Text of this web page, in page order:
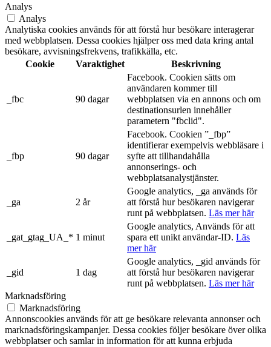
Analys
Analys
Analytiska cookies används för att förstå hur besökare interagerar
med webbplatsen. Dessa cookies hjälper oss med data kring antal
besökare, avvisningsfrekvens, trafikkälla, etc.
Cookie
Varaktighet Beskrivning
_fbc 90 dagar
Facebook. Cookien sätts om
användaren kommer till
webbplatsen via en annons och om
destinationsurlen innehåller
parametern "fbclid".
_fbp 90 dagar
Facebook. Cookien ”_fbp”
identifierar exempelvis webbläsare i
syfte att tillhandahålla
annonserings- och
webbplatsanalystjänster.
_ga 2 år
Google analytics, _ga används för
att förstå hur besökaren navigerar
runt på webbplatsen. Läs mer här
_gat_gtag_UA_* 1 minut
Google analytics, Används för att
spara ett unikt användar-ID. Läs
mer här
_gid 1 dag
Google analytics, _gid används för
att förstå hur besökaren navigerar
runt på webbplatsen. Läs mer här
Marknadsföring
Marknadsföring
Annonscookies används för att ge besökare relevanta annonser och
marknadsföringskampanjer. Dessa cookies följer besökare över olika
webbplatser och samlar in information för att kunna erbjuda